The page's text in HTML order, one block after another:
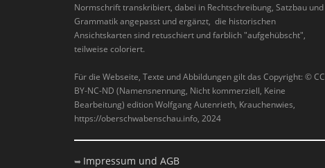
Normschrift transkribiert, dabei in Rechtschreibung, Satzbau und
Grammatik angepasst und ergänzt, die historischen
Ansichtskarten sind retuschiert und farblich "aufgehübscht",
teilweise coloriert.
Für die Webseite, Texte und Abbildungen gilt das Copyright: © CC
BY-NC-ND (Namensnennung, Nicht kommerziell, Keine
Bearbeitung) edition Wolfgang Autenrieth, Krauchenwies,
https://oberschwabenschau.info, 2024
➥ Impressum und AGB